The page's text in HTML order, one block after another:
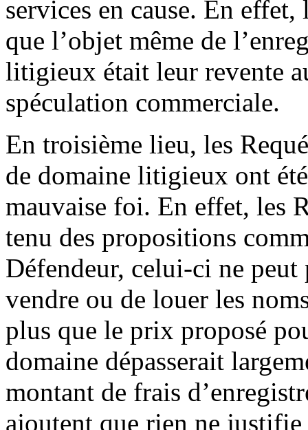
services en cause. En
que l’objet même de
litigieux était leur revente
spéculation commerciale.
En troisième lieu, les
de domaine litigieux ont
mauvaise foi. En effet, les
tenu des propositions
Défendeur, celui-ci ne
vendre ou de louer les
plus que le prix proposé
domaine dépasserait
montant de frais
ajoutent que rien ne